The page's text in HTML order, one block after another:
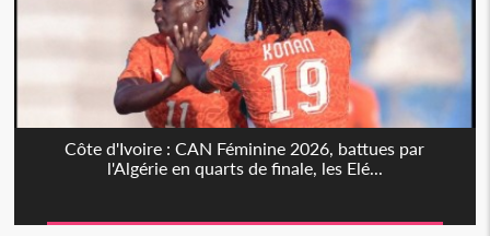
Côte d'Ivoire : CAN Féminine 2026, battues par
l'Algérie en quarts de finale, les Elé...